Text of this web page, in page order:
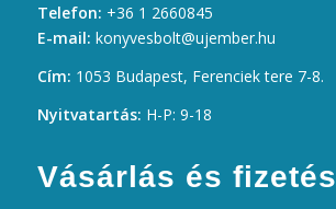
Telefon: +36 1 2660845
E-mail: konyvesbolt@ujember.hu
Cím: 1053 Budapest, Ferenciek tere 7-8.
Nyitvatartás: H-P: 9-18
Vásárlás és fizetés